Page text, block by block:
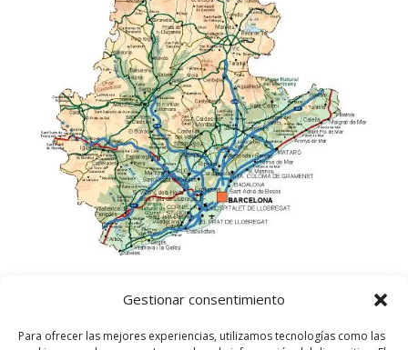
Gestionar consentimiento
Para ofrecer las mejores experiencias, utilizamos tecnologías como las